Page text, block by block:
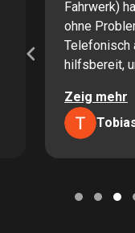
Fahrwerk)
ohne
Telefonisch
hilfsbereit,
Zeig mehr